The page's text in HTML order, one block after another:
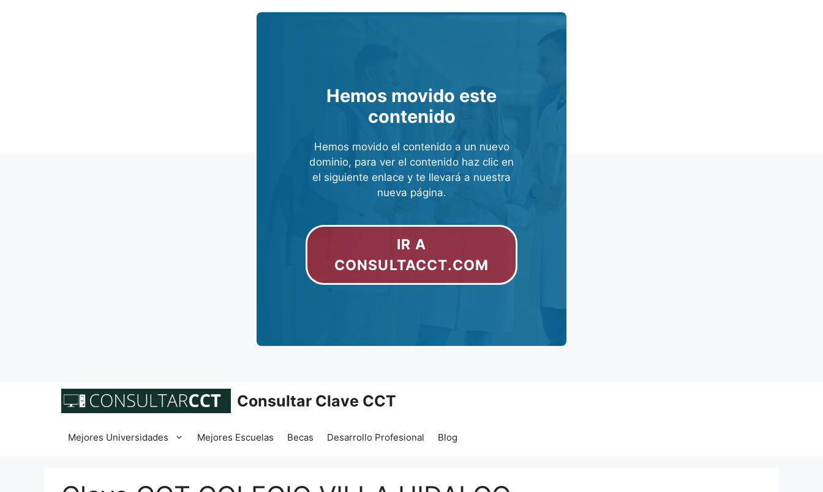
Hemos movido este
contenido
Hemos movido el contenido a un nuevo
dominio, para ver el contenido haz clic en
el siguiente enlace y te llevará a nuestra
nueva página.
IR A
CONSULTACCT.COM
Consultar Clave CCT
Mejores Universidades Mejores Escuelas Becas Desarrollo Profesional Blog